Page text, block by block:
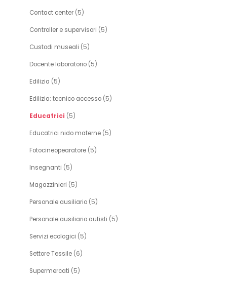
Contact center (5)
Controller e supervisori (5)
Custodi museali (5)
Docente laboratorio (5)
Edilizia (5)
Edilizia: tecnico accesso (5)
Educatrici (5)
Educatrici nido materne (5)
Fotocineopearatore (5)
Insegnanti (5)
Magazzinieri (5)
Personale ausiliario (5)
Personale ausiliario autisti (5)
Servizi ecologici (5)
Settore Tessile (6)
Supermercati (5)